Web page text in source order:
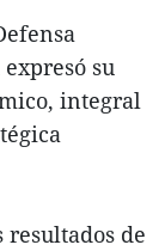
su
integral
de